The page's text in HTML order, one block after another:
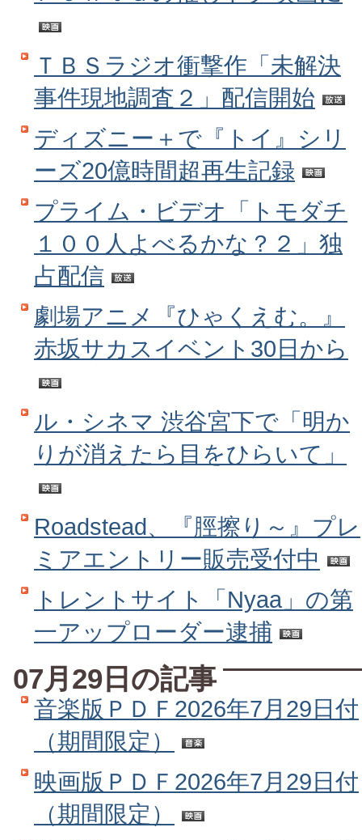
ＴＢＳラジオ衝撃作「未解決
事件現地調査２」配信開始
ディズニー＋で『トイ』シリ
ーズ20億時間超再生記録
プライム・ビデオ「トモダチ
１００人よべるかな？２」独
占配信
劇場アニメ『ひゃくえむ。』
赤坂サカスイベント30日から
ル・シネマ 渋谷宮下で「明か
りが消えたら目をひらいて」
Roadstead、『脛擦り～』プレ
ミアエントリー販売受付中
トレントサイト「Nyaa」の第
一アップローダー逮捕
07月29日の記事
音楽版ＰＤＦ2026年7月29日付
（期間限定）
映画版ＰＤＦ2026年7月29日付
（期間限定）